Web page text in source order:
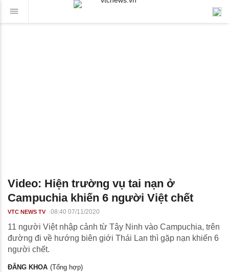
Video: Hiện trường vụ tai nạn ở
Campuchia khiến 6 người Việt chết
VTC NEWS TV 08:40 07/11/2020
11 người Việt nhập cảnh từ Tây Ninh vào Campuchia, trên
đường đi về hướng biên giới Thái Lan thì gặp nạn khiến 6
người chết.
ĐĂNG KHOA (Tổng hợp)